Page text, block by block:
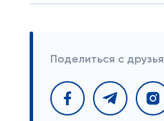
Поделиться с